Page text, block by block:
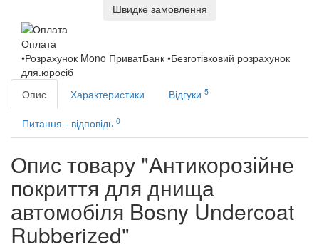
Швидке замовлення
Оплата
•Розрахунок Mono ПриватБанк •Безготівковий розрахунок
для.юросіб
Опис
Характеристики Відгуки 5
Питання - відповідь 0
Опис товару "Антикорозійне
покриття для днища
автомобіля Bosny Undercoat
Rubberized"